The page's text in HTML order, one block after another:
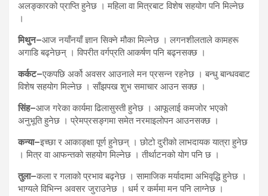
अलङ्कारको प्राप्ति हुनेछ । महिला वा मित्रबाट विशेष सहयोग पनि मिल्नेछ
।
मिथुन–आज नयाँनयाँ ज्ञान सिक्ने मौका मिल्नेछ । लगनशीलताले कामहरू
अगाडि बढ्नेछन् । विपरीत वर्गप्रति आकर्षण पनि बढ्नसक्छ ।
कर्कट–एकपछि अर्को अवसर आउनाले मन प्रसन्न रहनेछ । बन्धु बान्धवबाट
विशेष सहयोग मिल्नेछ । साँझपख शुभ समाचार आउन सक्छ ।
सिंह–आज गरेका कार्यमा ढिलासुस्ती हुनेछ । आफूलाई कमजोर भएको
अनुभूति हुनेछ । प्रेमप्रसङ्गमा समेत नरमाइलोपन आउनसक्छ ।
कन्या–इच्छा र आकाङ्क्षा पूर्ण हुनेछन् । छोटो दुरीको लाभदायक यात्रा हुनेछ
। मित्र वा आफन्तको सहयोग मिल्नेछ । तीर्थाटनको योग पनि छ ।
तुला–कला र गलाको प्रभाव बढ्नेछ । सामाजिक मर्यादामा अभिवृद्धि हुनेछ ।
भाग्यले विभिन्न अवसर जुराउनेछ । धर्म र कर्ममा मन पनि लाग्नेछ ।